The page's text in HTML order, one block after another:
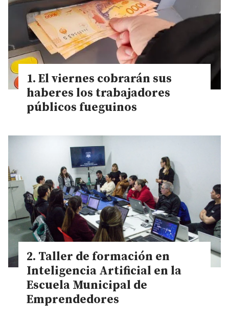
El viernes cobrarán sus
haberes los trabajadores
públicos fueguinos
Taller de formación en
Inteligencia Artificial en la
Escuela Municipal de
Emprendedores